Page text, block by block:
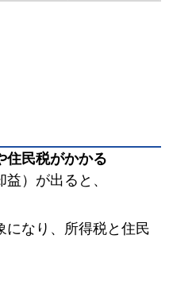
住民税がかかる
）が出ると、
になり、所得税と住民